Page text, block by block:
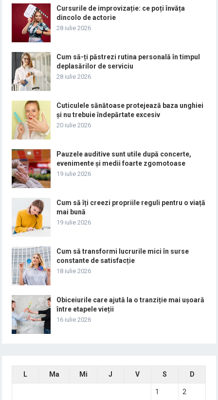
Cursurile de improvizație: ce poți învăța
dincolo de actorie
28 iulie 2026
Cum să-ți păstrezi rutina personală în timpul
deplasărilor de serviciu
28 iulie 2026
Cuticulele sănătoase protejează baza unghiei
și nu trebuie îndepărtate excesiv
20 iulie 2026
Pauzele auditive sunt utile după concerte,
evenimente și medii foarte zgomotoase
19 iulie 2026
Cum să îți creezi propriile reguli pentru o viață
mai bună
19 iulie 2026
Cum să transformi lucrurile mici în surse
constante de satisfacție
18 iulie 2026
Obiceiurile care ajută la o tranziție mai ușoară
între etapele vieții
16 iulie 2026
L Ma Mi J V S D
1 2